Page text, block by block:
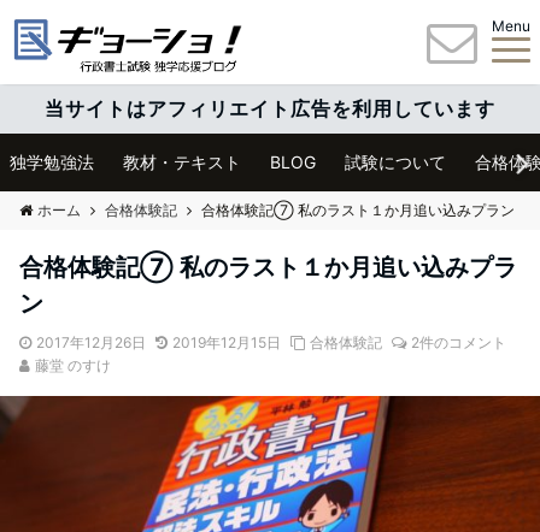
Menu
当サイトはアフィリエイト広告を利用しています
独学勉強法 教材・テキスト BLOG 試験について 合格体
ホーム 合格体験記 合格体験記⑦ 私のラスト１か月追い込みプラン
合格体験記⑦ 私のラスト１か月追い込みプラ
ン
2017年12月26日 2019年12月15日 合格体験記
2件のコメント
藤堂 のすけ